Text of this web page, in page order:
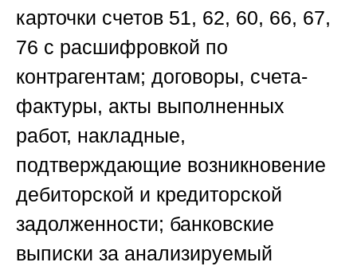
карточки счетов 51, 62, 60, 66, 67,
76 с расшифровкой по
контрагентам; договоры, счета-
фактуры, акты выполненных
работ, накладные,
подтверждающие возникновение
дебиторской и кредиторской
задолженности; банковские
выписки за анализируемый